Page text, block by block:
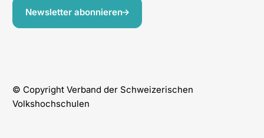
Newsletter abonnieren
© Copyright Verband der Schweizerischen
Volkshochschulen